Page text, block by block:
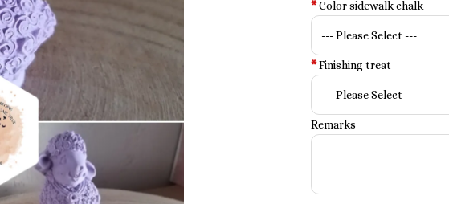
*Color sidewalk chalk
*Finishing treat
Remarks